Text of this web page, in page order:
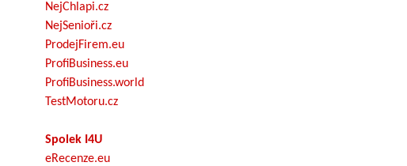
NejChlapi.cz
NejSenioři.cz
ProdejFirem.eu
ProfiBusiness.eu
ProfiBusiness.world
TestMotoru.cz
Spolek I4U
eRecenze.eu